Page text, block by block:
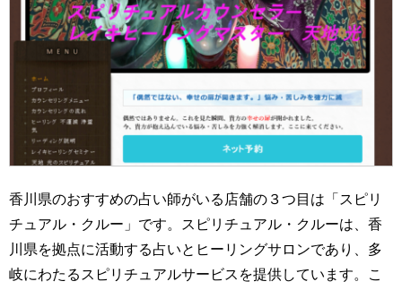
香川県のおすすめの占い師がいる店舗の３つ目は「スピリ
チュアル・クルー」です。スピリチュアル・クルーは、香
川県を拠点に活動する占いとヒーリングサロンであり、多
岐にわたるスピリチュアルサービスを提供しています。こ